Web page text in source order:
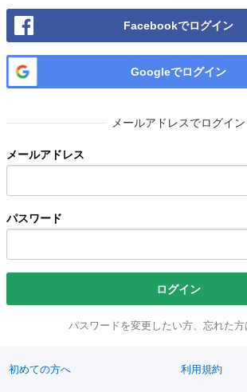
Facebookでログイン
Googleでログイン
メールアドレスでログイン
メールアドレス
パスワード
ログイン
パスワードを変更したい方、忘れた方
初めての方へ 利用規約